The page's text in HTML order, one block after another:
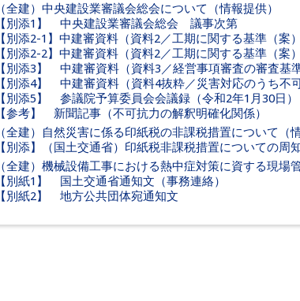
（全建）中央建設業審議会総会について（情報提供）
【別添1】 中央建設業審議会総会 議事次第
【別添2-1】中建審資料（資料2／工期に関する基準（案
【別添2-2】中建審資料（資料2／工期に関する基準（案）
【別添3】 中建審資料（資料3／経営事項審査の審査基
【別添4】 中建審資料（資料4抜粋／災害対応のうち不
【別添5】 参議院予算委員会会議録（令和2年1月30日）
【参考】 新聞記事（不可抗力の解釈明確化関係）
（全建）自然災害に係る印紙税の非課税措置について（
【別添】（国土交通省）印紙税非課税措置についての周
（全建）機械設備工事における熱中症対策に資する現場
【別紙1】 国土交通省通知文（事務連絡）
【別紙2】 地方公共団体宛通知文